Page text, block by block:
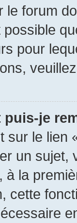
le forum
pour
puis-je
sur le lien
un sujet,
à la
cette